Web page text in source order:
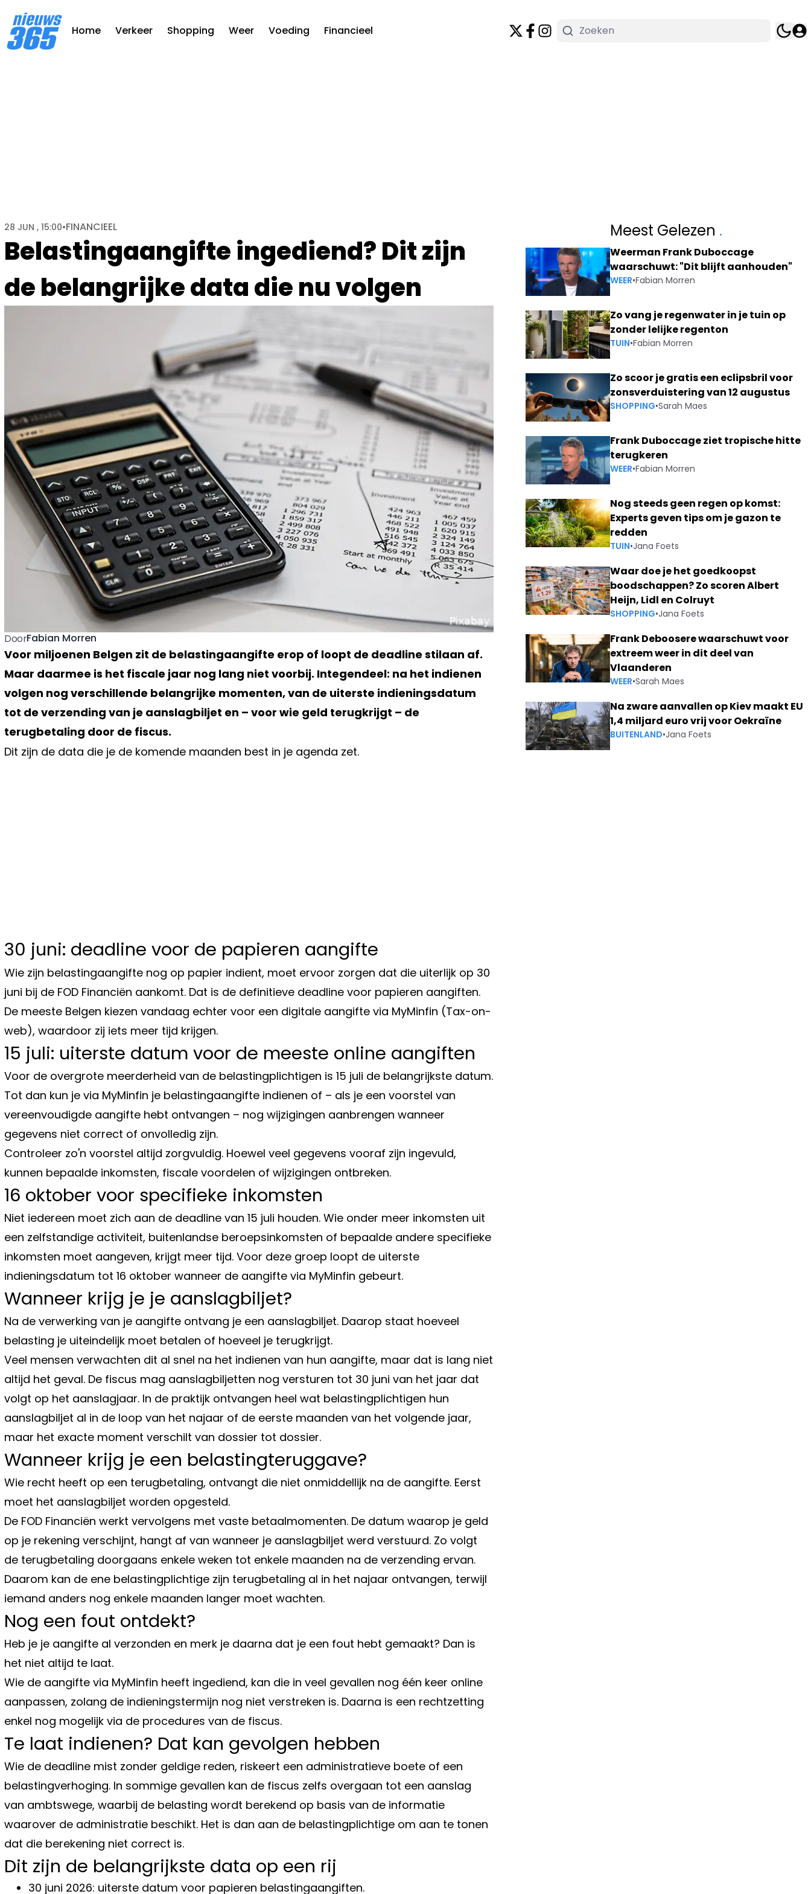
Home Verkeer Shopping Weer Voeding Financieel
Belastingaangifte ingediend? Dit zijn
de belangrijke data die nu volgen
28 JUN , 15:00•FINANCIEEL
DoorFabian Morren
Voor miljoenen Belgen zit de belastingaangifte erop of loopt de deadline stilaan af.
Maar daarmee is het fiscale jaar nog lang niet voorbij. Integendeel: na het indienen
volgen nog verschillende belangrijke momenten, van de uiterste indieningsdatum
tot de verzending van je aanslagbiljet en – voor wie geld terugkrijgt – de
terugbetaling door de fiscus.
Dit zijn de data die je de komende maanden best in je agenda zet.
30 juni: deadline voor de papieren aangifte
Wie zijn belastingaangifte nog op papier indient, moet ervoor zorgen dat die uiterlijk op 30
juni bij de FOD Financiën aankomt. Dat is de definitieve deadline voor papieren aangiften.
De meeste Belgen kiezen vandaag echter voor een digitale aangifte via MyMinfin (Tax-on-
web), waardoor zij iets meer tijd krijgen.
15 juli: uiterste datum voor de meeste online aangiften
Voor de overgrote meerderheid van de belastingplichtigen is 15 juli de belangrijkste datum.
Tot dan kun je via MyMinfin je belastingaangifte indienen of – als je een voorstel van
vereenvoudigde aangifte hebt ontvangen – nog wijzigingen aanbrengen wanneer
gegevens niet correct of onvolledig zijn.
Controleer zo'n voorstel altijd zorgvuldig. Hoewel veel gegevens vooraf zijn ingevuld,
kunnen bepaalde inkomsten, fiscale voordelen of wijzigingen ontbreken.
16 oktober voor specifieke inkomsten
Niet iedereen moet zich aan de deadline van 15 juli houden. Wie onder meer inkomsten uit
een zelfstandige activiteit, buitenlandse beroepsinkomsten of bepaalde andere specifieke
inkomsten moet aangeven, krijgt meer tijd. Voor deze groep loopt de uiterste
indieningsdatum tot 16 oktober wanneer de aangifte via MyMinfin gebeurt.
Wanneer krijg je je aanslagbiljet?
Na de verwerking van je aangifte ontvang je een aanslagbiljet. Daarop staat hoeveel
belasting je uiteindelijk moet betalen of hoeveel je terugkrijgt.
Veel mensen verwachten dit al snel na het indienen van hun aangifte, maar dat is lang niet
altijd het geval. De fiscus mag aanslagbiljetten nog versturen tot 30 juni van het jaar dat
volgt op het aanslagjaar. In de praktijk ontvangen heel wat belastingplichtigen hun
aanslagbiljet al in de loop van het najaar of de eerste maanden van het volgende jaar,
maar het exacte moment verschilt van dossier tot dossier.
Wanneer krijg je een belastingteruggave?
Wie recht heeft op een terugbetaling, ontvangt die niet onmiddellijk na de aangifte. Eerst
moet het aanslagbiljet worden opgesteld.
De FOD Financiën werkt vervolgens met vaste betaalmomenten. De datum waarop je geld
op je rekening verschijnt, hangt af van wanneer je aanslagbiljet werd verstuurd. Zo volgt
de terugbetaling doorgaans enkele weken tot enkele maanden na de verzending ervan.
Daarom kan de ene belastingplichtige zijn terugbetaling al in het najaar ontvangen, terwijl
iemand anders nog enkele maanden langer moet wachten.
Nog een fout ontdekt?
Heb je je aangifte al verzonden en merk je daarna dat je een fout hebt gemaakt? Dan is
het niet altijd te laat.
Wie de aangifte via MyMinfin heeft ingediend, kan die in veel gevallen nog één keer online
aanpassen, zolang de indieningstermijn nog niet verstreken is. Daarna is een rechtzetting
enkel nog mogelijk via de procedures van de fiscus.
Te laat indienen? Dat kan gevolgen hebben
Wie de deadline mist zonder geldige reden, riskeert een administratieve boete of een
belastingverhoging. In sommige gevallen kan de fiscus zelfs overgaan tot een aanslag
van ambtswege, waarbij de belasting wordt berekend op basis van de informatie
waarover de administratie beschikt. Het is dan aan de belastingplichtige om aan te tonen
dat die berekening niet correct is.
Dit zijn de belangrijkste data op een rij
30 juni 2026: uiterste datum voor papieren belastingaangiften.
Meest Gelezen .
Weerman Frank Duboccage
waarschuwt: "Dit blijft aanhouden"
WEER•Fabian Morren
Zo vang je regenwater in je tuin op
zonder lelijke regenton
TUIN•Fabian Morren
Zo scoor je gratis een eclipsbril voor
zonsverduistering van 12 augustus
SHOPPING•Sarah Maes
Frank Duboccage ziet tropische hitte
terugkeren
WEER•Fabian Morren
Nog steeds geen regen op komst:
Experts geven tips om je gazon te
redden
TUIN•Jana Foets
Waar doe je het goedkoopst
boodschappen? Zo scoren Albert
Heijn, Lidl en Colruyt
SHOPPING•Jana Foets
Frank Deboosere waarschuwt voor
extreem weer in dit deel van
Vlaanderen
WEER•Sarah Maes
Na zware aanvallen op Kiev maakt EU
1,4 miljard euro vrij voor Oekraïne
BUITENLAND•Jana Foets